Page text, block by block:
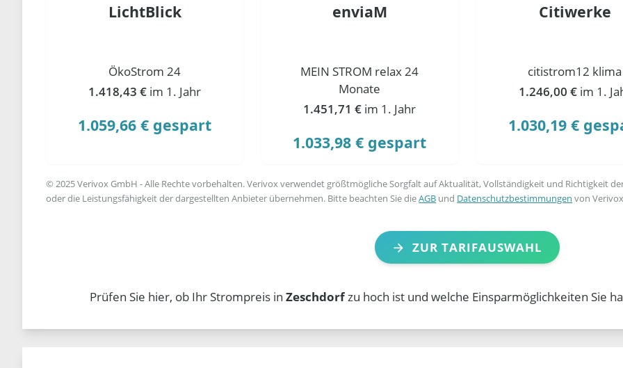
LichtBlick
ÖkoStrom 24
1.418,43 € im 1. Jahr
1.059,66 € gespart
enviaM
MEIN STROM relax 24
Monate
1.451,71 € im 1. Jahr
1.033,98 € gespart
Citiwerke
citistrom12 klima
1.246,00 € im 1.
1.030,19 €
© 2025 Verivox GmbH - Alle Rechte vorbehalten. Verivox verwendet größtmögliche Sorgfalt auf Aktualität, Vollständigkeit und Richtigkeit
oder die Leistungsfähigkeit der dargestellten Anbieter übernehmen. Bitte beachten Sie dieAGB und Datenschutzbestimmungen von
ZUR TARIFAUSWAHL
Prüfen Sie hier, ob Ihr Strompreis in Zeschdorfzu hoch ist und welche Einsparmöglichkeiten Sie